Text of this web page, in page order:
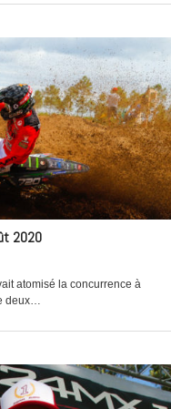
2020
atomisé la concurrence à
deux…